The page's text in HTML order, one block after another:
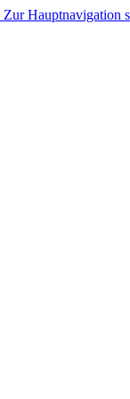
Zur Hauptnavigation